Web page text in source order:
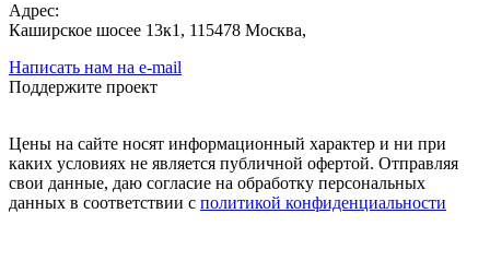
Адрес:
Каширское шосее 13к1, 115478 Москва,
Написать нам на e-mail
Поддержите проект
Цены на сайте носят информационный характер и ни при
каких условиях не является публичной офертой. Отправляя
свои данные, даю согласие на обработку персональных
данных в соответствии с политикой конфиденциальности